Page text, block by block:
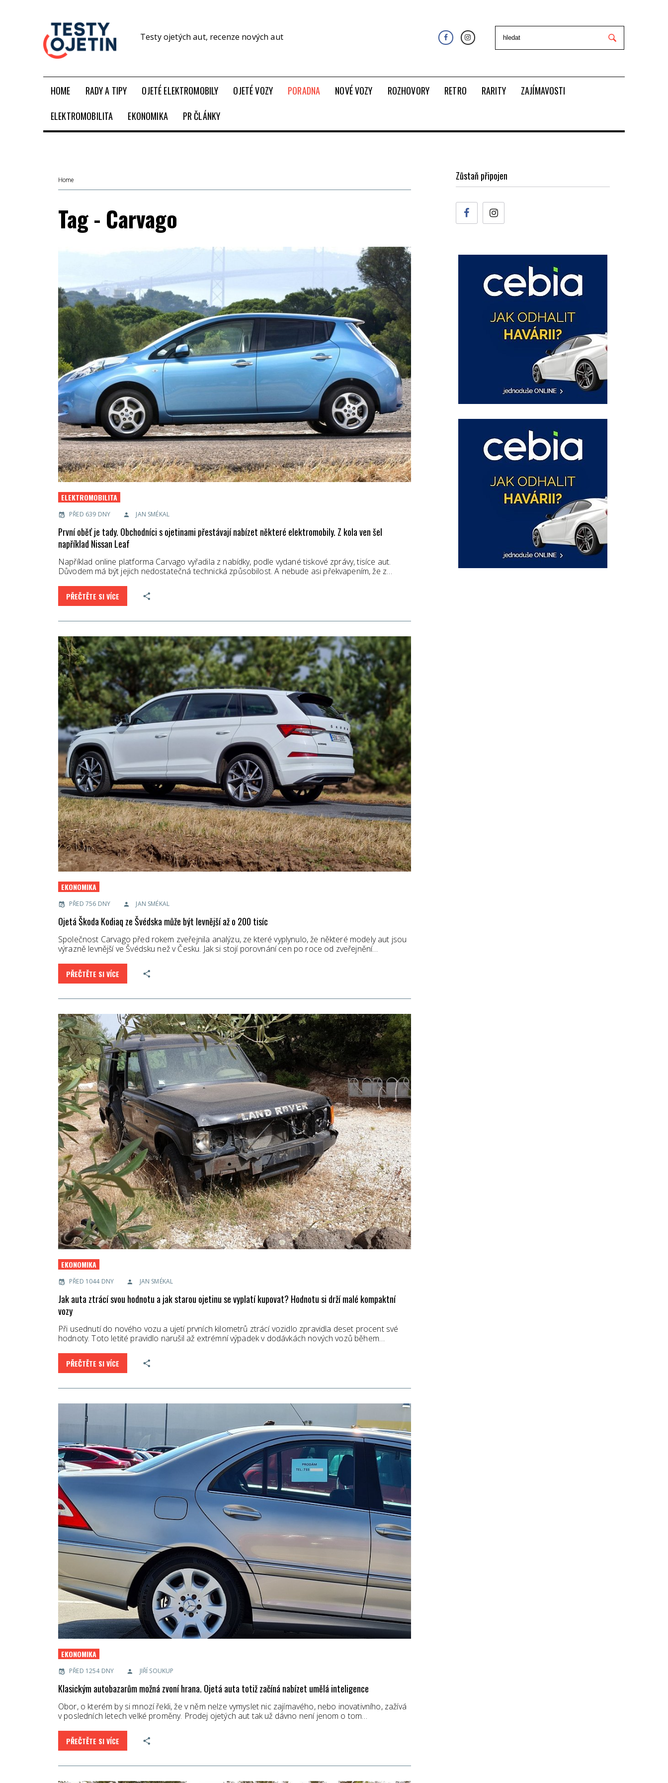
Testy ojetých aut, recenze nových aut
HOME RADY A TIPY OJETÉ ELEKTROMOBILY OJETÉ VOZY PORADNA NOVÉ VOZY ROZHOVORY RETRO RARITY
ZAJÍMAVOSTI
ELEKTROMOBILITA
EKONOMIKA PR ČLÁNKY
Home
Tag - Carvago
ELEKTROMOBILITA
PŘED 639 DNY JAN SMÉKAL
První oběť je tady. Obchodníci s ojetinami přestávají nabízet některé elektromobily. Z kola ven šel
například Nissan Leaf
Například online platforma Carvago vyřadila z nabídky, podle vydané tiskové zprávy, tisíce aut.
Důvodem má být jejich nedostatečná technická způsobilost. A nebude asi překvapením, že z…
PŘEČTĚTE SI VÍCE
EKONOMIKA
PŘED 756 DNY JAN SMÉKAL
Ojetá Škoda Kodiaq ze Švédska může být levnější až o 200 tisíc
Společnost Carvago před rokem zveřejnila analýzu, ze které vyplynulo, že některé modely aut jsou
výrazně levnější ve Švédsku než v Česku. Jak si stojí porovnání cen po roce od zveřejnění…
PŘEČTĚTE SI VÍCE
EKONOMIKA
PŘED 1044 DNY JAN SMÉKAL
Jak auta ztrácí svou hodnotu a jak starou ojetinu se vyplatí kupovat? Hodnotu si drží malé kompaktní
vozy
Při usednutí do nového vozu a ujetí prvních kilometrů ztrácí vozidlo zpravidla deset procent své
hodnoty. Toto letité pravidlo narušil až extrémní výpadek v dodávkách nových vozů během…
PŘEČTĚTE SI VÍCE
EKONOMIKA
PŘED 1254 DNY JIŘÍ SOUKUP
Klasickým autobazarům možná zvoní hrana. Ojetá auta totiž začíná nabízet umělá inteligence
Obor, o kterém by si mnozí řekli, že v něm nelze vymyslet nic zajímavého, nebo inovativního, zažívá
v posledních letech velké proměny. Prodej ojetých aut tak už dávno není jenom o tom…
PŘEČTĚTE SI VÍCE
Zůstaň připojen